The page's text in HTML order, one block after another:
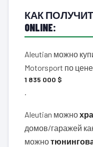
КАК ПОЛУЧИТЬ
ONLINE:
Aleutian можно
Motorsport по цене
1 835 000 $
.
Aleutian можно
домов/гаражей
можно